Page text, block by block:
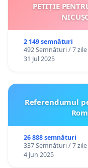
PETIȚIE
2 149 semnături
492 Semnături / 7 zile
31 Jul 2025
Referendumul
26 888 semnături
337 Semnături / 7 zile
4 Jun 2025